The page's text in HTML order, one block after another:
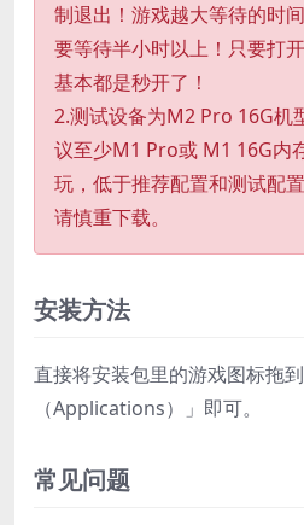
制退出！游戏越大等待的时
要等待半小时以上！只要打
基本都是秒开了！
2.测试设备为M2 Pro 16G机
议至少M1 Pro或 M1 16G内
玩，低于推荐配置和测试配
请慎重下载。
安装方法
直接将安装包里的游戏图标拖
（Applications）」即可。
常见问题